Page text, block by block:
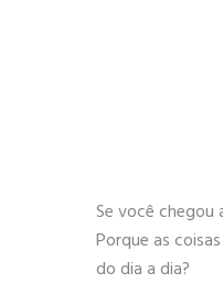
Se você
Porque as
do dia a dia?